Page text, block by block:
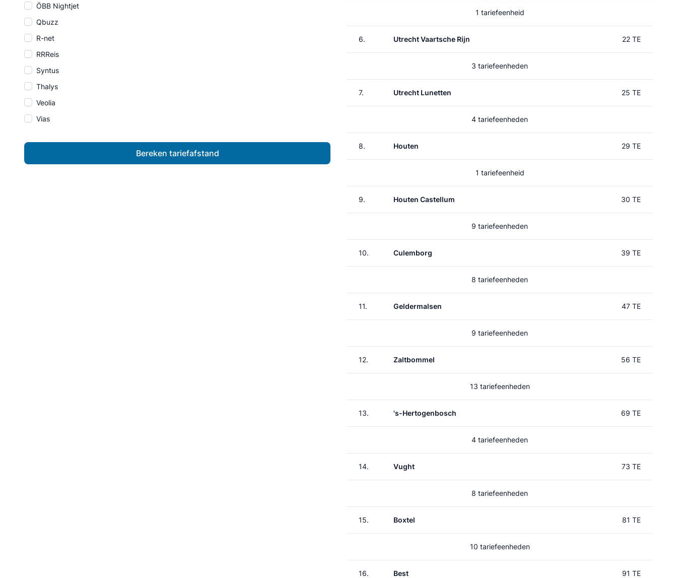
ÖBB Nightjet
Qbuzz
R-net
RRReis
Syntus
Thalys
Veolia
Vias
Bereken tariefafstand
1 tariefeenheid
6. Utrecht Vaartsche Rijn 22 TE
3 tariefeenheden
7. Utrecht Lunetten 25 TE
4 tariefeenheden
8. Houten 29 TE
1 tariefeenheid
9. Houten Castellum 30 TE
9 tariefeenheden
10. Culemborg 39 TE
8 tariefeenheden
11. Geldermalsen 47 TE
9 tariefeenheden
12. Zaltbommel 56 TE
13 tariefeenheden
13. 's-Hertogenbosch 69 TE
4 tariefeenheden
14. Vught 73 TE
8 tariefeenheden
15. Boxtel 81 TE
10 tariefeenheden
16. Best 91 TE